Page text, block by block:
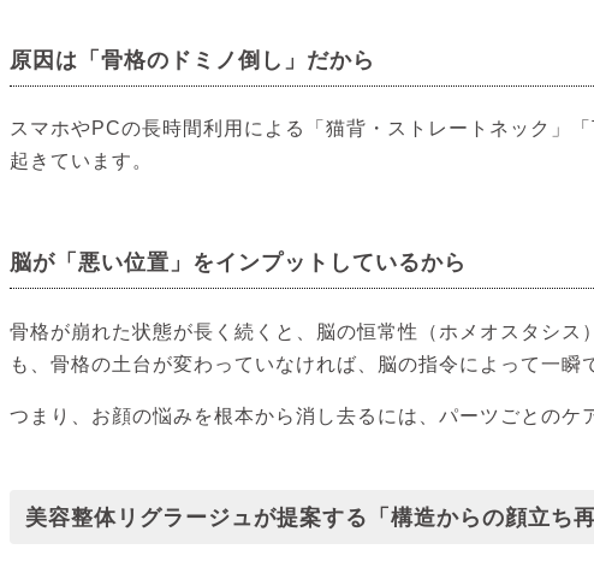
原因は「骨格のドミノ倒し」だから
スマホやPCの長時間利用による「猫背・ストレートネック」
起きています。
脳が「悪い位置」をインプットしているから
骨格が崩れた状態が長く続くと、脳の恒常性（ホメオスタシ
も、骨格の土台が変わっていなければ、脳の指令によって一瞬
つまり、お顔の悩みを根本から消し去るには、パーツごとの
美容整体リグラージュが提案する「構造からの顔立ち再